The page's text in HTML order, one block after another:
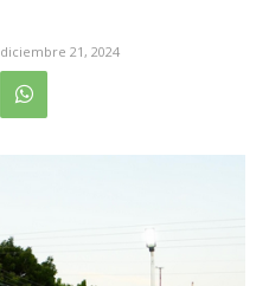
diciembre 21, 2024